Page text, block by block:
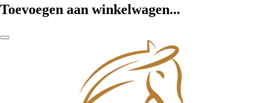
Toevoegen aan winkelwagen...